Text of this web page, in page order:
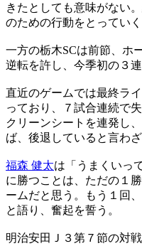
きたとしても意味がない
のための行動をとってい
一方の栃木SCは前節、ホ
逆転を許し、今季初の３連
直近のゲームでは最終ラ
っており、７試合連続で
クリーンシートを連発し
ば、後退していると言わざ
福森 健太は「うまくいっ
に勝つことは、ただの１
ームだと思う。もう１回
と語り、奮起を誓う。
明治安田Ｊ３第７節の対